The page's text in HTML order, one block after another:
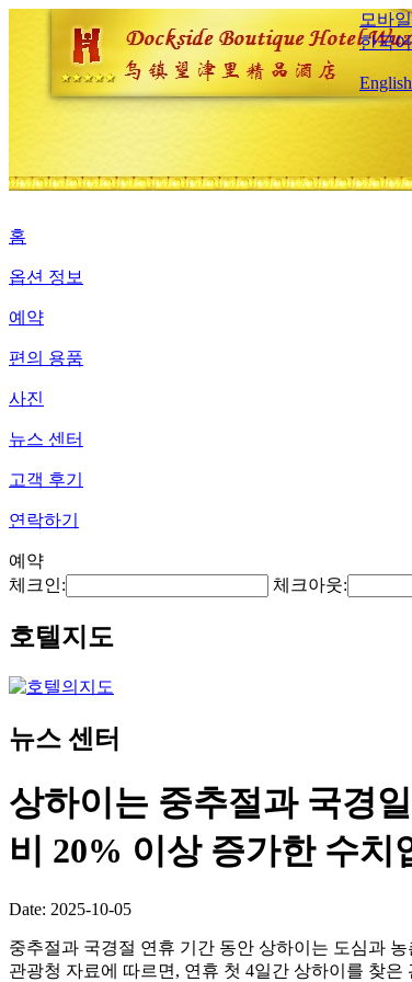
모바
한국어
English
홈
옵션 정보
예약
편의 용품
사진
뉴스 센터
고객 후기
연락하기
예약
체크인:
체크아웃:
호텔지도
뉴스 센터
상하이는 중추절과 국경
비 20% 이상 증가한 수치
Date: 2025-10-05
중추절과 국경절 연휴 기간 동안 상하이는 도심과
관광청 자료에 따르면, 연휴 첫 4일간 상하이를 찾은